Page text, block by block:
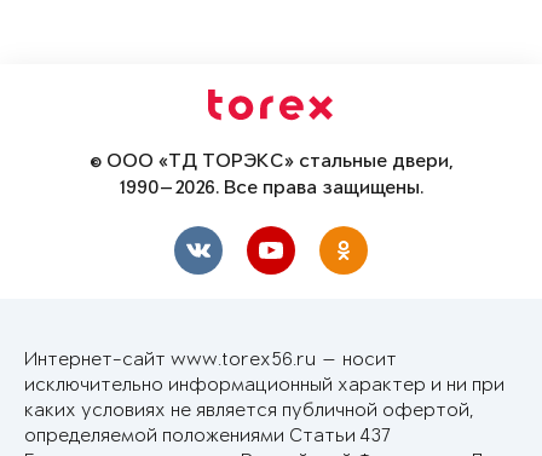
© ООО «ТД ТОРЭКС» стальные двери,
1990—2026. Все права защищены.
Интернет-сайт www.torex56.ru — носит
исключительно информационный характер и ни при
каких условиях не является публичной офертой,
определяемой положениями Статьи 437